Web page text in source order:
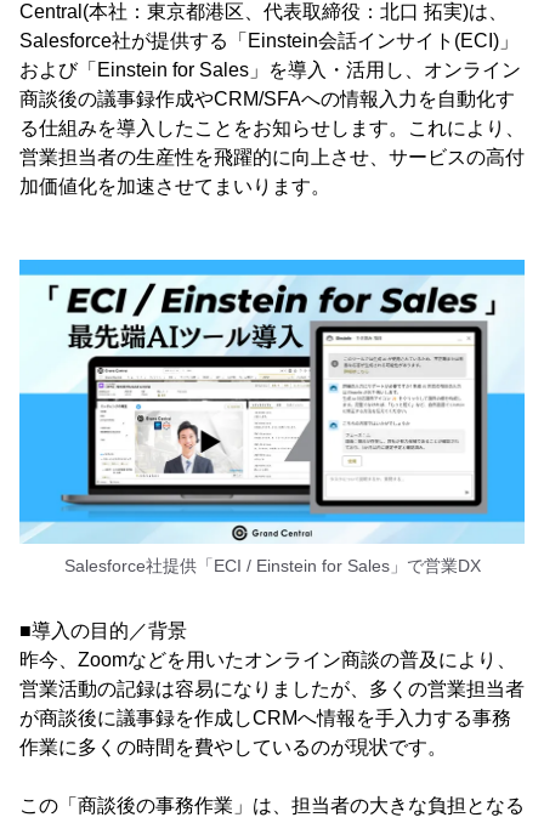
Central(本社：東京都港区、代表取締役：北口 拓実)は、
Salesforce社が提供する「Einstein会話インサイト(ECI)」
および「Einstein for Sales」を導入・活用し、オンライン
商談後の議事録作成やCRM/SFAへの情報入力を自動化す
る仕組みを導入したことをお知らせします。これにより、
営業担当者の生産性を飛躍的に向上させ、サービスの高付
加価値化を加速させてまいります。
Salesforce社提供「ECI / Einstein for Sales」で営業DX
■導入の目的／背景
昨今、Zoomなどを用いたオンライン商談の普及により、
営業活動の記録は容易になりましたが、多くの営業担当者
が商談後に議事録を作成しCRMへ情報を手入力する事務
作業に多くの時間を費やしているのが現状です。
この「商談後の事務作業」は、担当者の大きな負担となる